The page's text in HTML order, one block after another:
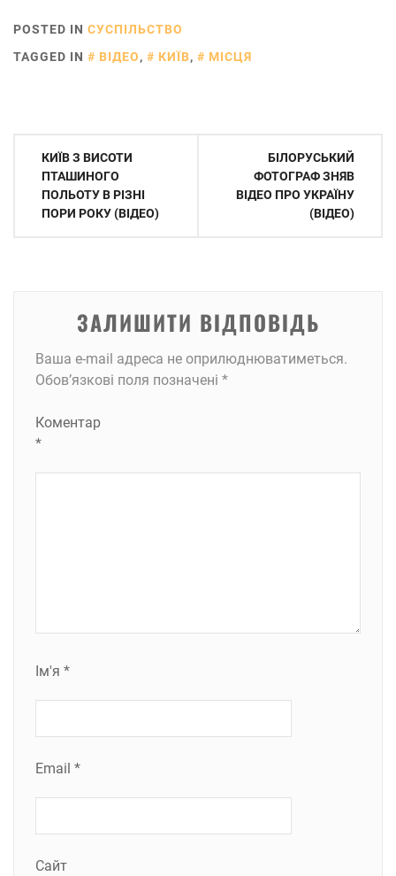
чи ялинка?
POSTED IN СУСПІЛЬСТВО
TAGGED IN
ВІДЕО, КИЇВ, МІСЦЯ
Навігація
записів
КИЇВ З ВИСОТИ
ПТАШИНОГО
ПОЛЬОТУ В РІЗНІ
ПОРИ РОКУ (ВІДЕО)
БІЛОРУСЬКИЙ
ФОТОГРАФ ЗНЯВ
ВІДЕО ПРО УКРАЇНУ
(ВІДЕО)
ЗАЛИШИТИ ВІДПОВІДЬ
Ваша e-mail адреса не оприлюднюватиметься.
Обов’язкові поля позначені *
Коментар
*
Ім'я *
Email *
Сайт